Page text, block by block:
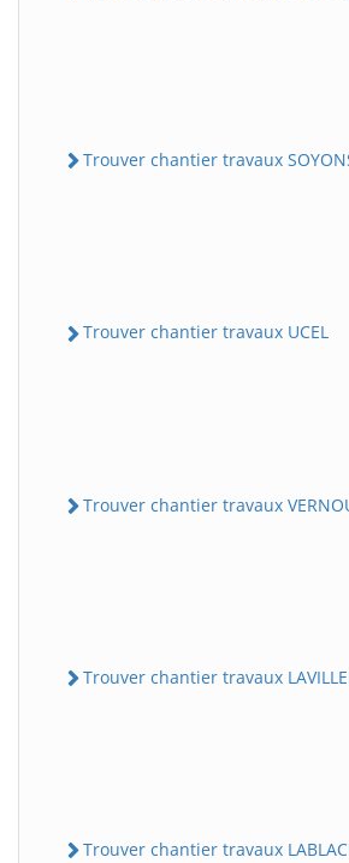
Trouver chantier travaux
Trouver chantier travaux UCEL
Trouver chantier travaux
Trouver chantier travaux
Trouver chantier travaux